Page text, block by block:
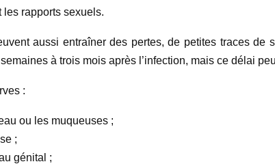
les rapports sexuels.
aussi entraîner des pertes, de petites traces
à trois mois après l’infection, mais ce délai
:
ou les muqueuses ;
;
génital ;